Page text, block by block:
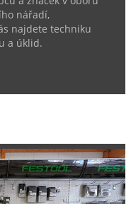
nářadí,
najdete techniku
a úklid.